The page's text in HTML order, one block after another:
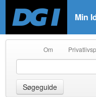
Min
Om
Søgeguide